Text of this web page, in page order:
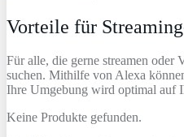
Vorteile für
Für alle, die gerne streamen oder
suchen. Mithilfe von Alexa
Ihre Umgebung wird optimal auf
Keine Produkte gefunden.